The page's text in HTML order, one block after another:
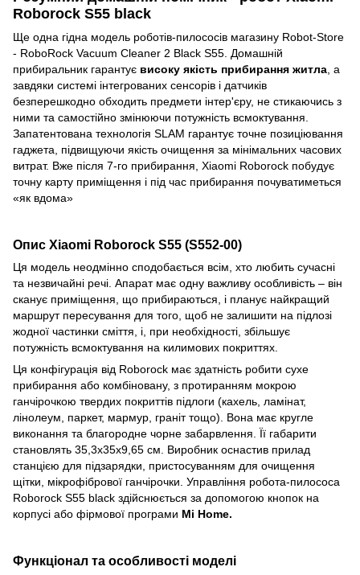
Roborock S55 black
Ще одна гідна модель роботів-пилососів магазину Robot-Store
- RoboRock Vacuum Cleaner 2 Black S55. Домашній
прибиральник гарантує високу якість прибирання житла , а
завдяки системі інтегрованих сенсорів і датчиків
безперешкодно обходить предмети інтер'єру, не стикаючись з
ними та самостійно змінюючи потужність всмоктування.
Запатентована технологія SLAM гарантує точне позиціювання
гаджета, підвищуючи якість очищення за мінімальних часових
витрат. Вже після 7-го прибирання, Xiaomi Roborock побудує
точну карту приміщення і під час прибирання почуватиметься
«як вдома»
Опис Xiaomi Roborock S55 (S552-00)
Ця модель неодмінно сподобається всім, хто любить сучасні
та незвичайні речі. Апарат має одну важливу особливість – він
сканує приміщення, що прибираються, і планує найкращий
маршрут пересування для того, щоб не залишити на підлозі
жодної частинки сміття, і, при необхідності, збільшує
потужність всмоктування на килимових покриттях.
Ця конфігурація від Roborock має здатність робити сухе
прибирання або комбіновану, з протиранням мокрою
ганчірочкою твердих покриттів підлоги (кахель, ламінат,
лінолеум, паркет, мармур, граніт тощо). Вона має кругле
виконання та благородне чорне забарвлення. Її габарити
становлять 35,3х35х9,65 см. Виробник оснастив прилад
станцією для підзарядки, пристосуванням для очищення
щітки, мікрофібрової ганчірочки. Управління робота-пилососа
Roborock S55 black здійснюється за допомогою кнопок на
корпусі або фірмової програми Mi Home.
Функціонал та особливості моделі